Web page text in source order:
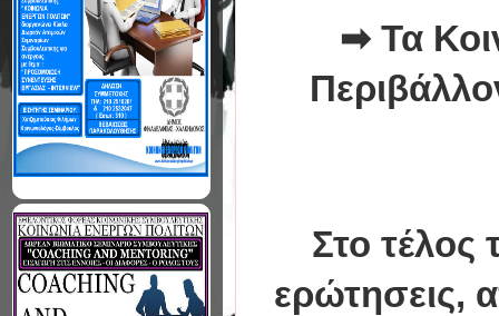
➡ Τα
Στο τέλος
ερώτησεις,